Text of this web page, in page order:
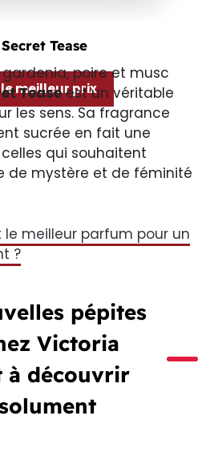
Tease
meilleur prix
poire et musc
Teaseest un véritable
les sens. Sa fragrance
sucrée en fait une
qui souhaitent
de mystère et de féminité
le meilleur parfum pour un
?
pépites
Victoria
à découvrir